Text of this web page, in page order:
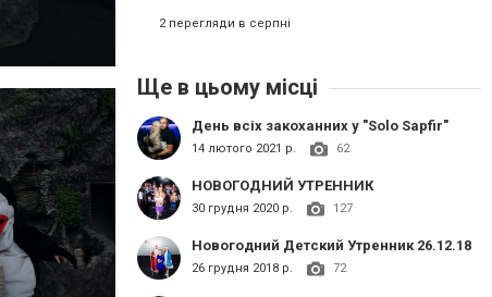
2 перегляди в серпні
Ще в цьому місці
День всіх закоханних у "Solo Sapfir"
14 лютого 2021 р. 62
НОВОГОДНИЙ УТРЕННИК
30 грудня 2020 р. 127
Новогодний Детский Утренник 26.12.18
26 грудня 2018 р. 72